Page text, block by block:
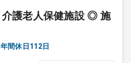
介護老人保健施設 ◎ 施
間休日112日